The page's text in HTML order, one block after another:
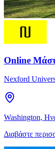
Online
Nexford
Washington,
Διαβάστε